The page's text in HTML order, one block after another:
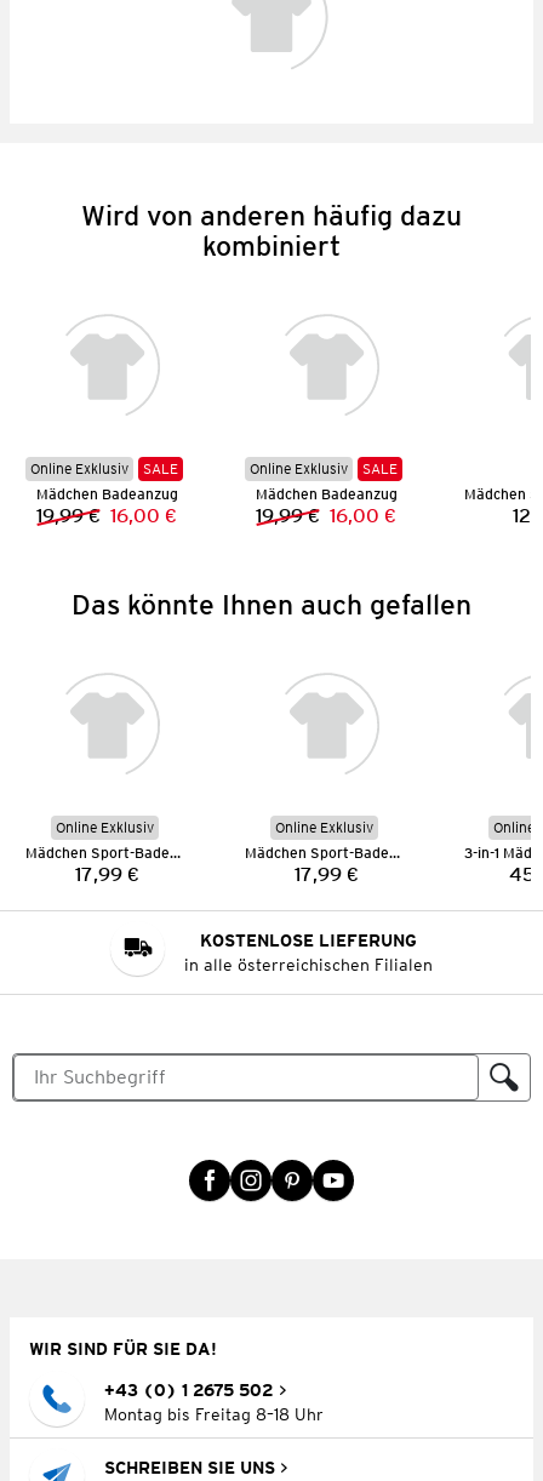
Wird von anderen häufig dazu
kombiniert
Online Exklusiv
SALE
Mädchen Badeanzug
Vorheriger Preis:
19,99 € Neuer Preis:
16,00 €
Online Exklusiv
SALE
Mädchen Badeanzug
Vorheriger Preis:
19,99 € Neuer Preis:
16,00 €
Das könnte Ihnen auch gefallen
Online Exklusiv
Mädchen Sport-Badeanzug
Preis:
17,99 €
Online Exklusiv
Mädchen Sport-Badeanzug
Preis:
17,99 €
Online
KOSTENLOSE LIEFERUNG
in alle österreichischen Filialen
WIR SIND FÜR SIE DA!
+43 (0) 1 2675 502
Montag bis Freitag 8–18 Uhr
SCHREIBEN SIE UNS